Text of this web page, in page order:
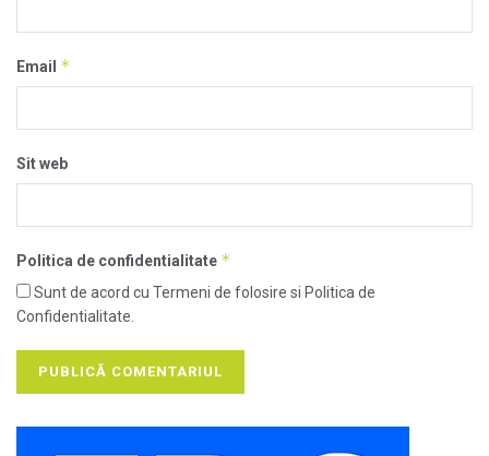
Email *
Sit web
Politica de confidentialitate *
Sunt de acord cu Termeni de folosire si Politica de
Confidentialitate.